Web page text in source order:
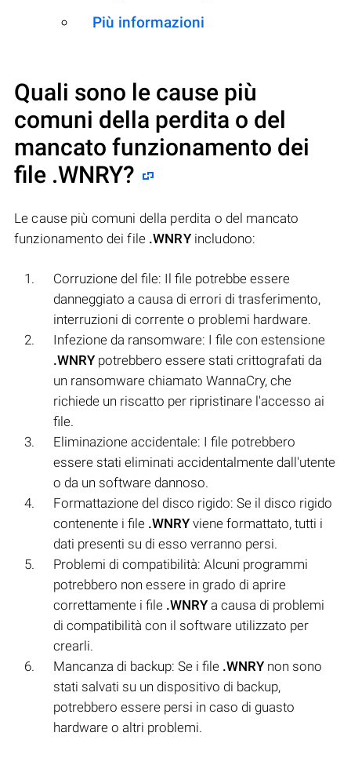
Più informazioni
Quali sono le cause più
comuni della perdita o del
mancato funzionamento dei
file .WNRY?
Le cause più comuni della perdita o del mancato
funzionamento dei file .WNRYincludono:
Corruzione del file: Il file potrebbe essere
danneggiato a causa di errori di trasferimento,
interruzioni di corrente o problemi hardware.
Infezione da ransomware: I file con estensione
.WNRY potrebbero essere stati crittografati da
un ransomware chiamato WannaCry, che
richiede un riscatto per ripristinare l'accesso ai
file.
Eliminazione accidentale: I file potrebbero
essere stati eliminati accidentalmente dall'utente
o da un software dannoso.
Formattazione del disco rigido: Se il disco rigido
contenente i file .WNRY viene formattato, tutti i
dati presenti su di esso verranno persi.
Problemi di compatibilità: Alcuni programmi
potrebbero non essere in grado di aprire
correttamente i file .WNRY a causa di problemi
di compatibilità con il software utilizzato per
crearli.
Mancanza di backup: Se i file .WNRY non sono
stati salvati su un dispositivo di backup,
potrebbero essere persi in caso di guasto
hardware o altri problemi.